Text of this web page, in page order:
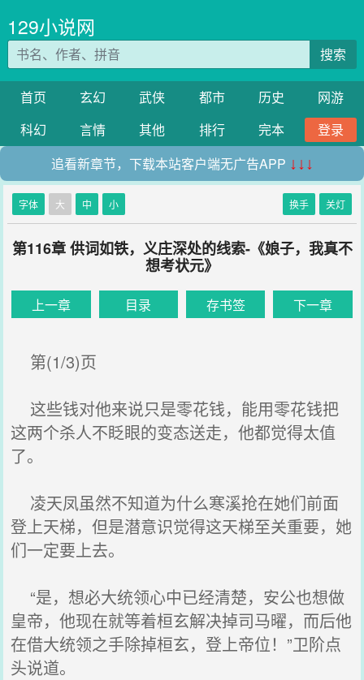
129小说网
搜索
首页 玄幻 武侠 都市 历史
网游
科幻
言情 其他 排行 完本
登录
追看新章节，下载本站客户端无广告APP ↓↓↓
字体 大 中 小 换手 关灯
第116章 供词如铁，义庄深处的线索-《娘子，我真不
想考状元》
上一章 目录 存书签 下一章
第(1/3)页
这些钱对他来说只是零花钱，能用零花钱把
这两个杀人不眨眼的变态送走，他都觉得太值
了。
凌天凤虽然不知道为什么寒溪抢在她们前面
登上天梯，但是潜意识觉得这天梯至关重要，她
们一定要上去。
“是，想必大统领心中已经清楚，安公也想做
皇帝，他现在就等着桓玄解决掉司马曜，而后他
在借大统领之手除掉桓玄，登上帝位！”卫阶点
头说道。